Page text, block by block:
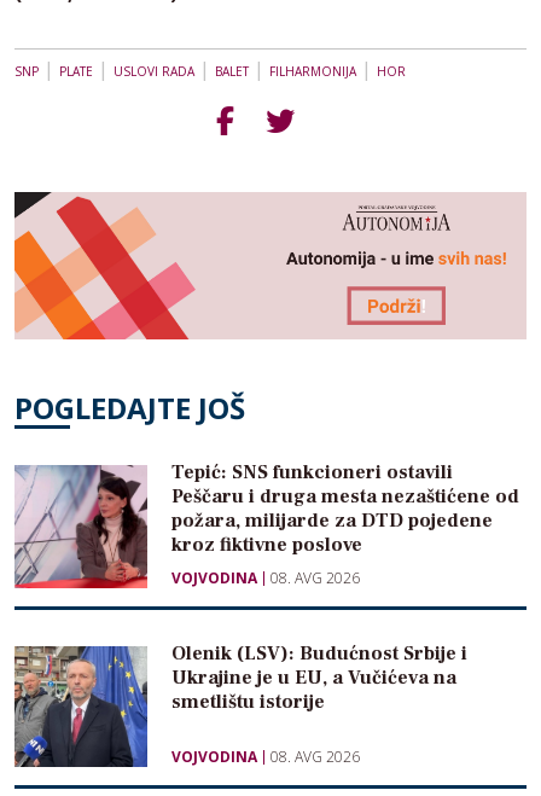
SNP | PLATE | USLOVI RADA| BALET| FILHARMONIJA| HOR
POGLEDAJTE JOŠ
Tepić: SNS funkcioneri ostavili
Peščaru i druga mesta nezaštićene od
požara, milijarde za DTD pojedene
kroz fiktivne poslove
VOJVODINA 08. AVG 2026
Olenik (LSV): Budućnost Srbije i
Ukrajine je u EU, a Vučićeva na
smetlištu istorije
VOJVODINA 08. AVG 2026